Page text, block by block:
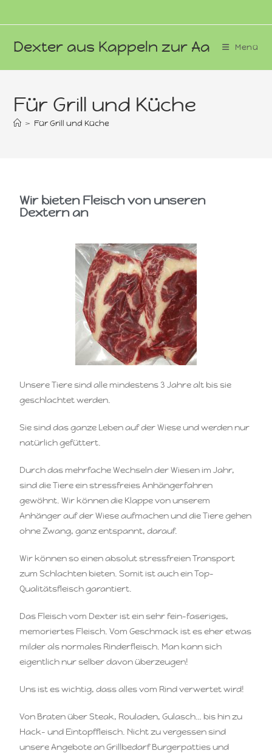
Dexter aus Kappeln zur Aa Menü
Für Grill und Küche
> Für Grill und Küche
Wir bieten Fleisch von unseren
Dextern an
Unsere Tiere sind alle mindestens 3 Jahre alt bis sie
geschlachtet werden.
Sie sind das ganze Leben auf der Wiese und werden nur
natürlich gefüttert.
Durch das mehrfache Wechseln der Wiesen im Jahr,
sind die Tiere ein stressfreies Anhängerfahren
gewöhnt. Wir können die Klappe von unserem
Anhänger auf der Wiese aufmachen und die Tiere gehen
ohne Zwang, ganz entspannt, darauf.
Wir können so einen absolut stressfreien Transport
zum Schlachten bieten. Somit ist auch ein Top-
Qualitätsfleisch garantiert.
Das Fleisch vom Dexter ist ein sehr fein-faseriges,
memoriertes Fleisch. Vom Geschmack ist es eher etwas
milder als normales Rinderfleisch. Man kann sich
eigentlich nur selber davon überzeugen!
Uns ist es wichtig, dass alles vom Rind verwertet wird!
Von Braten über Steak, Rouladen, Gulasch… bis hin zu
Hack- und Eintopffleisch. Nicht zu vergessen sind
unsere Angebote an Grillbedarf Burgerpatties und